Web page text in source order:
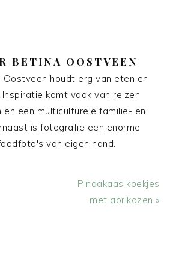
BETINA OOSTVEEN
Oostveen houdt erg van eten en
Inspiratie komt vaak van reizen
en een multiculturele familie- en
is fotografie een enorme
van eigen hand.
Volgend
bericht:
Pindakaas koekjes
met abrikozen »